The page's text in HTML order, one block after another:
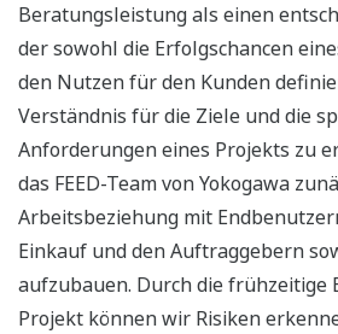
Beratungsleistung als einen
der sowohl die Erfolgschancen
den Nutzen für den Kunden
Verständnis für die Ziele und die
Anforderungen eines Projekts zu
das FEED-Team von Yokogawa
Arbeitsbeziehung mit
Einkauf und den Auftraggebern
aufzubauen. Durch die frühzeitige
Projekt können wir Risiken